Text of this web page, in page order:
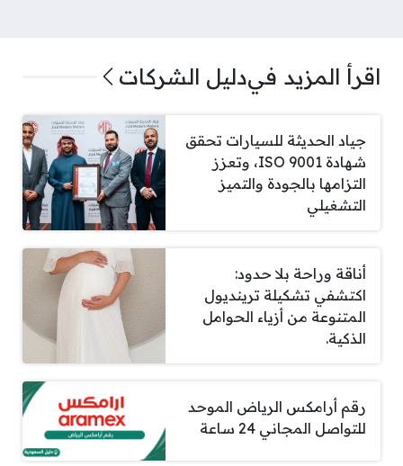
اقرأ المزيد فيدليل الشركات
جياد الحديثة للسيارات تحقق
شهادة ISO 9001، وتعزز
التزامها بالجودة والتميز
التشغيلي
أناقة وراحة بلا حدود:
اكتشفي تشكيلة ترينديول
المتنوعة من أزياء الحوامل
الذكية.
رقم أرامكس الرياض الموحد
للتواصل المجاني 24 ساعة